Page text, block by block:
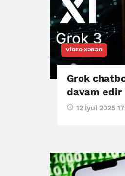
VIDEO XƏBƏR
Grok
davam edir
12 İyul 2025